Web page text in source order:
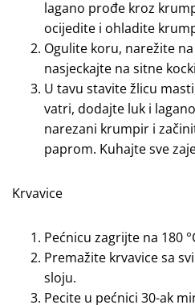
lagano prođe kroz
ocijedite i ohladite
Ogulite koru, narežite
nasjeckajte na sitne
U tavu stavite žlicu
vatri, dodajte luk i
narezani krumpir i
paprom. Kuhajte sve
Krvavice
Pećnicu zagrijte na 180
Premažite krvavice sa
sloju.
Pecite u pećnici 30-ak